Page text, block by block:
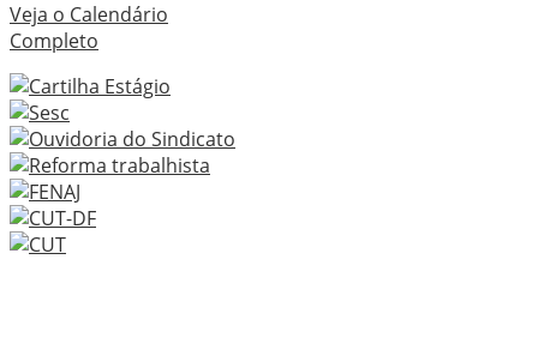
Veja o Calendário
Completo